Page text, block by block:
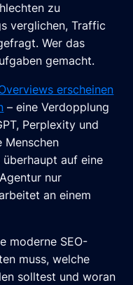
zu
verglichen, Traffic
Wer das
gemacht.
erscheinen
– eine Verdopplung
Perplexity und
Menschen
auf eine
nur
an einem
moderne SEO-
muss, welche
solltest und woran